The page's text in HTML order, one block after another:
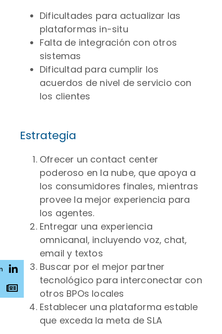
Dificultades para actualizar las
plataformas in-situ
Falta de integración con otros
sistemas
Dificultad para cumplir los
acuerdos de nivel de servicio con
los clientes
Estrategia
Ofrecer un contact center
poderoso en la nube, que apoya a
los consumidores finales, mientras
provee la mejor experiencia para
los agentes.
Entregar una experiencia
omnicanal, incluyendo voz, chat,
email y textos
Buscar por el mejor partner
tecnológico para interconectar con
otros BPOs locales
Establecer una plataforma estable
que exceda la meta de SLA